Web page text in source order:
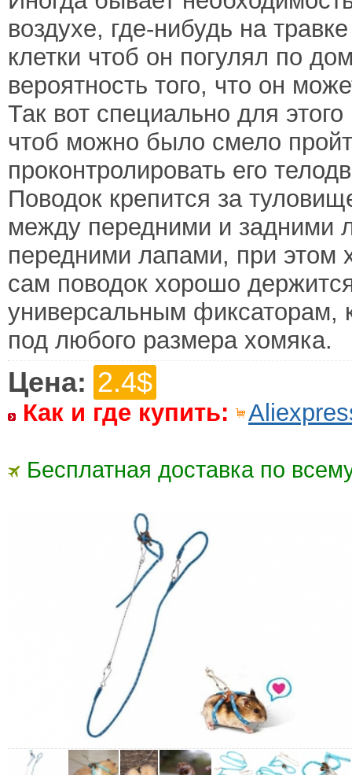
воздухе, где-нибудь на
клетки чтоб он погулял по
вероятность того, что он
Так вот специально для
чтоб можно было смело
проконтролировать его
Поводок крепится за
между передними и задними
передними лапами, при этом
сам поводок хорошо
универсальным фиксаторам,
под любого размера хомяка.
Цена: 2.4$
Как и где купить:
Бесплатная доставка по